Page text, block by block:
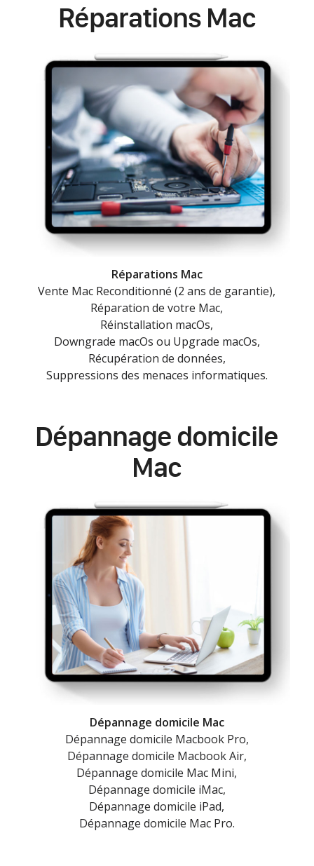
Réparations Mac
Réparations Mac
Vente Mac Reconditionné (2 ans de garantie),
Réparation de votre Mac,
Réinstallation macOs,
Downgrade macOs ou Upgrade macOs,
Récupération de données,
Suppressions des menaces informatiques.
Dépannage domicile
Mac
Dépannage domicile Mac
Dépannage domicile Macbook Pro,
Dépannage domicile Macbook Air,
Dépannage domicile Mac Mini,
Dépannage domicile iMac,
Dépannage domicile iPad,
Dépannage domicile Mac Pro.